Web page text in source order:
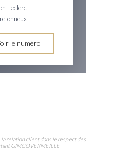
Leclerc
le numéro
relation client dans le respect des
GIMCOVERMEILLE